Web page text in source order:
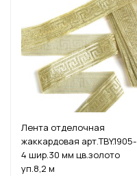
Лента отделочная
жаккардовая арт.TBY.1905-
4 шир.30 мм цв.золото
уп.8,2 м